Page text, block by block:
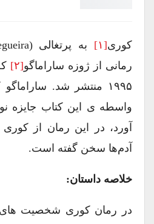
کوری [۱]
رمانی از ژوزه ساراماگو[۲]
که
واسطه ی این کتاب جایزه
‌آورد، در این رمان از
آدم‌ها سخن گفته ‌است.
خلاصه داستان:
در رمان کوری شخصیت های